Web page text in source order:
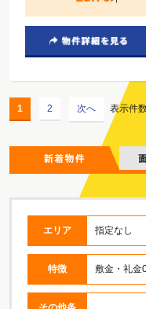
1 2 次へ 表示件
エリア 指定なし
特徴 敷金・礼金